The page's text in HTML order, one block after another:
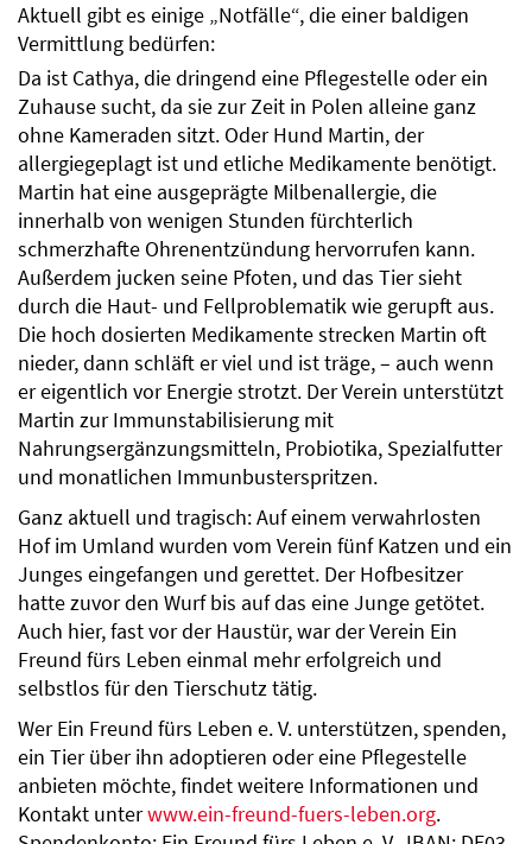
Aktuell gibt es einige „Notfälle“, die einer baldigen
Vermittlung bedürfen:
Da ist Cathya, die dringend eine Pflegestelle oder ein
Zuhause sucht, da sie zur Zeit in Polen alleine ganz
ohne Kameraden sitzt. Oder Hund Martin, der
allergiegeplagt ist und etliche Medikamente benötigt.
Martin hat eine ausgeprägte Milbenallergie, die
innerhalb von wenigen Stunden fürchterlich
schmerzhafte Ohrenentzündung hervorrufen kann.
Außerdem jucken seine Pfoten, und das Tier sieht
durch die Haut- und Fellproblematik wie gerupft aus.
Die hoch dosierten Medikamente strecken Martin oft
nieder, dann schläft er viel und ist träge, – auch wenn
er eigentlich vor Energie strotzt. Der Verein unterstützt
Martin zur Immunstabilisierung mit
Nahrungsergänzungsmitteln, Probiotika, Spezialfutter
und monatlichen Immunbusterspritzen.
Ganz aktuell und tragisch: Auf einem verwahrlosten
Hof im Umland wurden vom Verein fünf Katzen und ein
Junges eingefangen und gerettet. Der Hofbesitzer
hatte zuvor den Wurf bis auf das eine Junge getötet.
Auch hier, fast vor der Haustür, war der Verein Ein
Freund fürs Leben einmal mehr erfolgreich und
selbstlos für den Tierschutz tätig.
Wer Ein Freund fürs Leben e. V. unterstützen, spenden,
ein Tier über ihn adoptieren oder eine Pflegestelle
anbieten möchte, findet weitere Informationen und
Kontakt unterwww.ein-freund-fuers-leben.org.